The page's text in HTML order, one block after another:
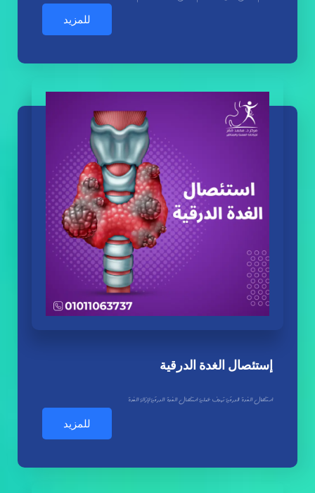
للمزيد
إستئصال الغدة الدرقية
استئصال الغدة الدرقية تهدف عملية استئصال الغدة الدرقية لإزالة الغدة
للمزيد